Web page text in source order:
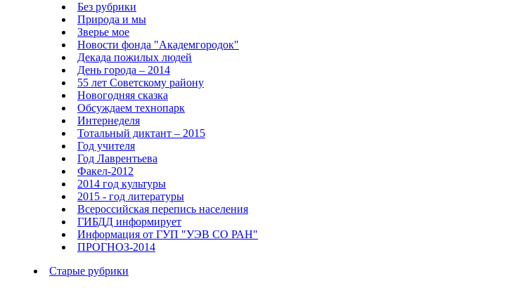
Без рубрики
Природа и мы
Зверье мое
Новости фонда "Академгородок"
Декада пожилых людей
День города – 2014
55 лет Советскому району
Новогодняя сказка
Обсуждаем технопарк
Интернеделя
Тотальный диктант – 2015
Год учителя
Год Лаврентьева
Факел-2012
2014 год культуры
2015 - год литературы
Всероссийская перепись населения
ГИБДД информирует
Информация от ГУП "УЭВ СО РАН"
ПРОГНОЗ-2014
Старые рубрики